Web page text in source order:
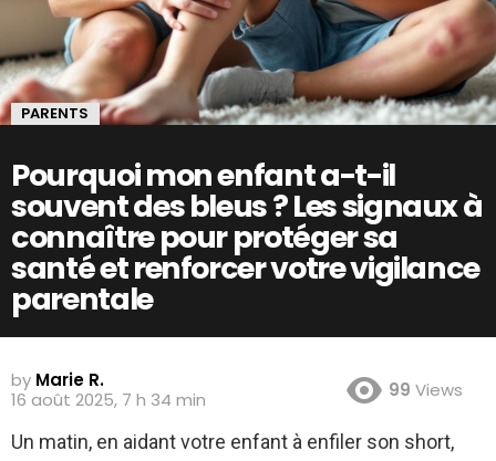
PARENTS
Pourquoi mon enfant a-t-il
souvent des bleus ? Les signaux à
connaître pour protéger sa
santé et renforcer votre vigilance
parentale
by Marie R.
16 août 2025, 7 h 34 min
99 Views
Un matin, en aidant votre enfant à enfiler son short,